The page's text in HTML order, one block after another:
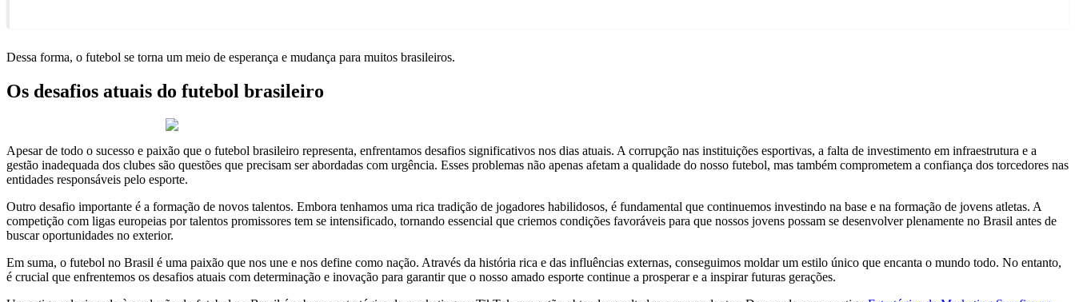
Dessa forma, o futebol se torna um meio de esperança e mudança para muitos brasileiros.
Os desafios atuais do futebol brasileiro
Apesar de todo o sucesso e paixão que o futebol brasileiro representa, enfrentamos desafios significativos nos dias atuais. A corrupção nas instituições esportivas, a falta de investimento em infraestrutura e a
gestão inadequada dos clubes são questões que precisam ser abordadas com urgência. Esses problemas não apenas afetam a qualidade do nosso futebol, mas também comprometem a confiança dos torcedores nas
entidades responsáveis pelo esporte.
Outro desafio importante é a formação de novos talentos. Embora tenhamos uma rica tradição de jogadores habilidosos, é fundamental que continuemos investindo na base e na formação de jovens atletas. A
competição com ligas europeias por talentos promissores tem se intensificado, tornando essencial que criemos condições favoráveis para que nossos jovens possam se desenvolver plenamente no Brasil antes de
buscar oportunidades no exterior.
Em suma, o futebol no Brasil é uma paixão que nos une e nos define como nação. Através da história rica e das influências externas, conseguimos moldar um estilo único que encanta o mundo todo. No entanto,
é crucial que enfrentemos os desafios atuais com determinação e inovação para garantir que o nosso amado esporte continue a prosperar e a inspirar futuras gerações.